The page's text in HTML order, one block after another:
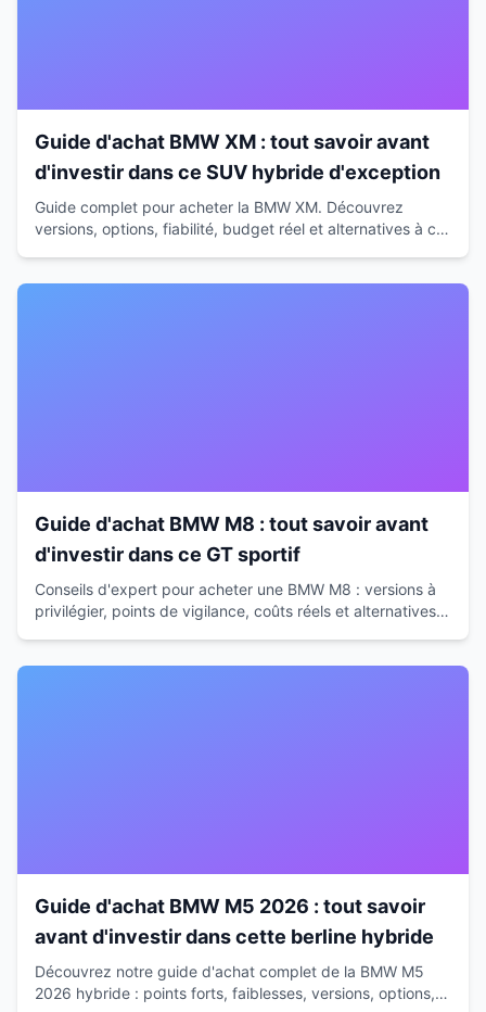
Guide d'achat BMW XM : tout savoir avant
d'investir dans ce SUV hybride d'exception
Guide complet pour acheter la BMW XM. Découvrez
versions, options, fiabilité, budget réel et alternatives à ce
Guide d'achat BMW M8 : tout savoir avant
d'investir dans ce GT sportif
Conseils d'expert pour acheter une BMW M8 : versions à
privilégier, points de vigilance, coûts réels et alternatives.
Guide d'achat BMW M5 2026 : tout savoir
avant d'investir dans cette berline hybride
Découvrez notre guide d'achat complet de la BMW M5
2026 hybride : points forts, faiblesses, versions, options,